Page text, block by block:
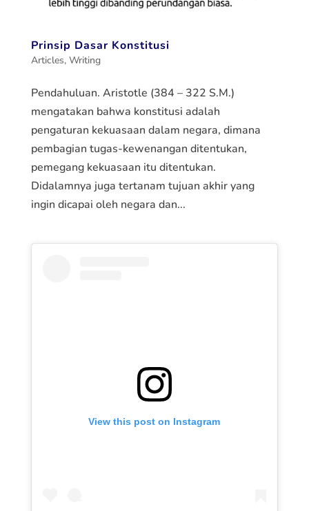
Prinsip Dasar Konstitusi
Articles, Writing
Pendahuluan. Aristotle (384 – 322 S.M.)
mengatakan bahwa konstitusi adalah
pengaturan kekuasaan dalam negara, dimana
pembagian tugas-kewenangan ditentukan,
pemegang kekuasaan itu ditentukan.
Didalamnya juga tertanam tujuan akhir yang
ingin dicapai oleh negara dan...
View this post on Instagram